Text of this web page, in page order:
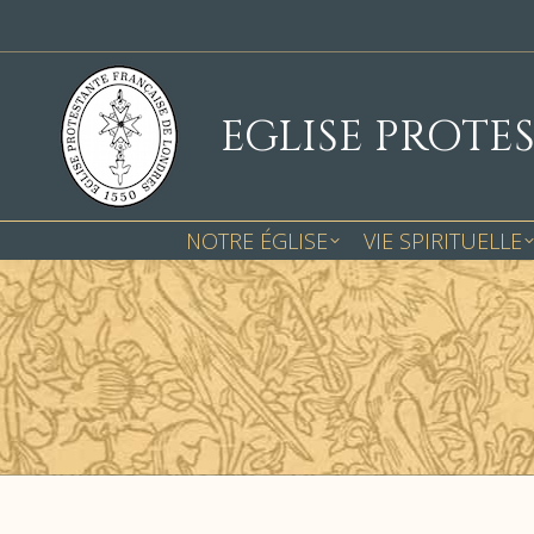
EGLISE
NOTRE ÉGLISE VIE SPIRITUELLE